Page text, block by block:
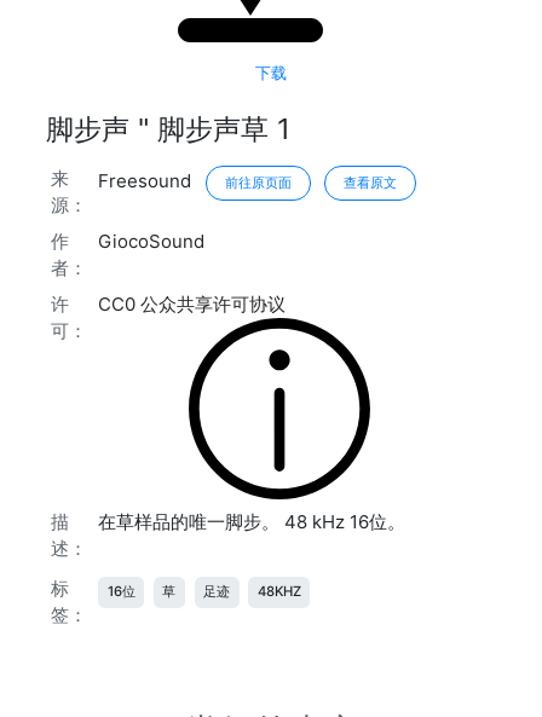
下载
脚步声 " 脚步声草 1
来
源：
Freesound 前往原页面 查看原文
作
者：
GiocoSound
许
可：
CC0 公众共享许可协议
描
述：
在草样品的唯一脚步。 48 kHz 16位。
标
签：
16位 草 足迹 48KHZ